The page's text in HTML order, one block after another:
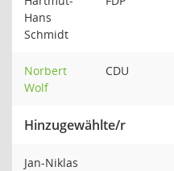
Hans
Schmidt
Norbert
Wolf
CDU
Hinzugewählte/r
Jan-Niklas